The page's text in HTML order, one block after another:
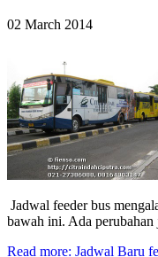
02 March 2014
Jadwal feeder bus
bawah ini. Ada
Read more: Jadwal Baru